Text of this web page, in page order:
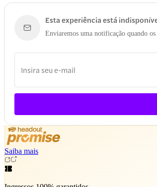
Esta experiência está
Enviaremos uma notificação quando
Saiba mais